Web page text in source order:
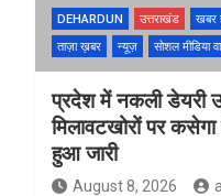
DEHARDUN उत्तराखंड खबर
ताज़ा ख़बर
न्यूज़ सोशल मीडिया
प्रदेश में नकली डेयरी
मिलावटखोरों पर
हुआ जारी
August 8, 2026